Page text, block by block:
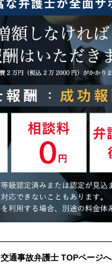
交通事故弁護士 TOPページへ